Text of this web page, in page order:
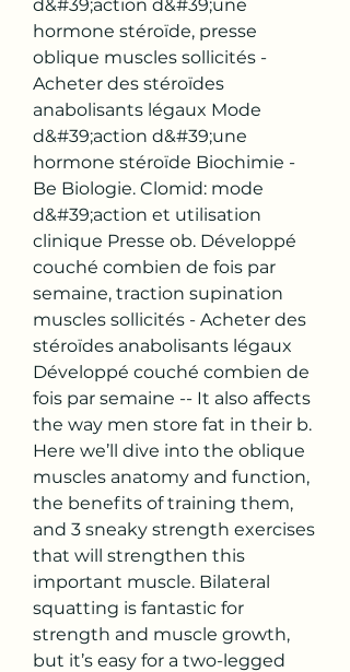
d&#39;action d&#39;une
hormone stéroïde, presse
oblique muscles sollicités -
Acheter des stéroïdes
anabolisants légaux Mode
d&#39;action d&#39;une
hormone stéroïde Biochimie -
Be Biologie. Clomid: mode
d&#39;action et utilisation
clinique Presse ob. Développé
couché combien de fois par
semaine, traction supination
muscles sollicités - Acheter des
stéroïdes anabolisants légaux
Développé couché combien de
fois par semaine -- It also affects
the way men store fat in their b.
Here we’ll dive into the oblique
muscles anatomy and function,
the benefits of training them,
and 3 sneaky strength exercises
that will strengthen this
important muscle. Bilateral
squatting is fantastic for
strength and muscle growth,
but it’s easy for a two-legged